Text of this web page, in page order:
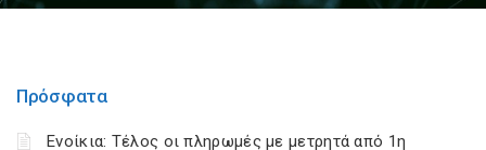
Πρόσφατα
Ενοίκια: Τέλος οι πληρωμές με μετρητά από 1η